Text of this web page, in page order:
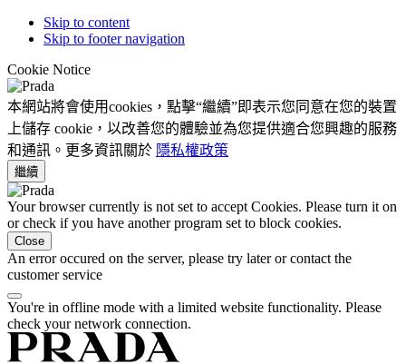
Skip to content
Skip to footer navigation
Cookie Notice
本網站將會使用cookies，點擊“繼續”即表示您同意在您的裝置
上儲存 cookie，以改善您的體驗並為您提供適合您興趣的服務
和通訊。更多資訊關於 隱私權政策
繼續
Your browser currently is not set to accept Cookies. Please turn it on
or check if you have another program set to block cookies.
Close
An error occured on the server, please try later or contact the
customer service
You're in offline mode with a limited website functionality. Please
check your network connection.